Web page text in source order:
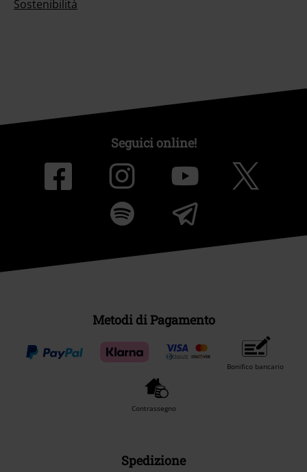
Sostenibilità
Seguici online!
Metodi di Pagamento
Bonifico bancario
Contrassegno
Spedizione